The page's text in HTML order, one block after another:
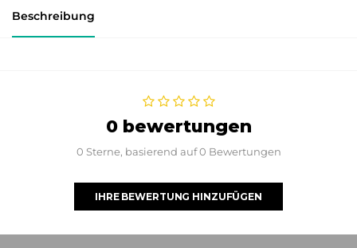
Beschreibung
0 bewertungen
0 Sterne, basierend auf 0 Bewertungen
IHRE BEWERTUNG HINZUFÜGEN